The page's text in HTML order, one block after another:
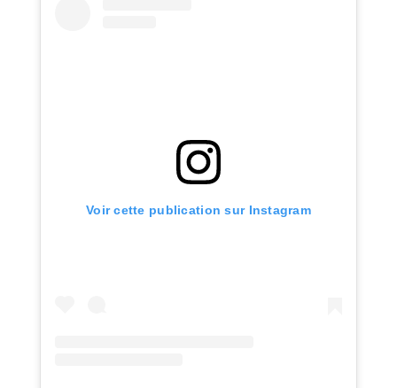
Voir cette publication sur Instagram